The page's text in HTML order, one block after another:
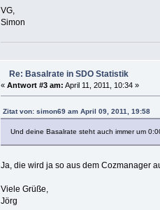
VG,
Simon
Re: Basalrate in SDO Statistik
« Antwort #3 am: April 11, 2011, 10:34 »
Zitat von: simon69 am April 09, 2011, 19:58
Und deine Basalrate steht auch immer um
Ja, die wird ja so aus dem Cozmanager
Viele Grüße,
Jörg